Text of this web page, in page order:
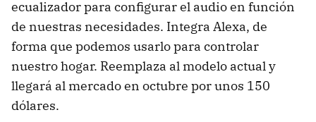
ecualizador para configurar el audio en función
de nuestras necesidades. Integra Alexa, de
forma que podemos usarlo para controlar
nuestro hogar. Reemplaza al modelo actual y
llegará al mercado en octubre por unos 150
dólares.